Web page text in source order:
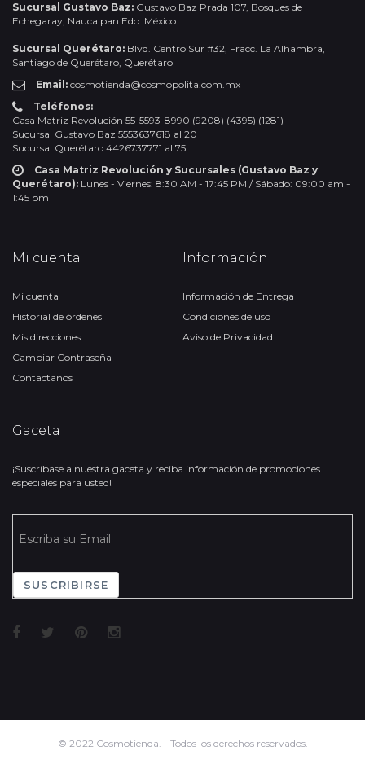
Sucursal Gustavo Baz: Gustavo Baz Prada 107, Bosques de
Echegaray, Naucalpan Edo. México
Sucursal Querétaro: Blvd. Centro Sur #32, Fracc. La Alhambra,
Santiago de Querétaro, Querétaro
Email: cosmotienda@cosmopolita.com.mx
Teléfonos:
Casa Matriz Revolución 55-5593-8990 (9208) (4395) (1281)
Sucursal Gustavo Baz 5553637618 al 20
Sucursal Querétaro 4426737771 al 75
Casa Matriz Revolución y Sucursales (Gustavo Baz y
Querétaro): Lunes - Viernes: 8:30 AM - 17:45 PM / Sábado: 09:00 am -
1:45 pm
Mi cuenta
Mi cuenta
Historial de órdenes
Mis direcciones
Cambiar Contraseña
Contactanos
Información
Información de Entrega
Condiciones de uso
Aviso de Privacidad
Gaceta
¡Suscríbase a nuestra gaceta y reciba información de promociones
especiales para usted!
SUSCRIBIRSE
© 2022 Cosmotienda. - Todos los derechos reservados.